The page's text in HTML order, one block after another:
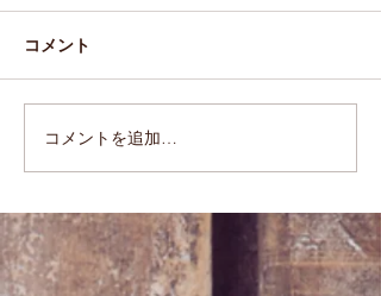
かくちょこパン
コメント
コメントを追加…